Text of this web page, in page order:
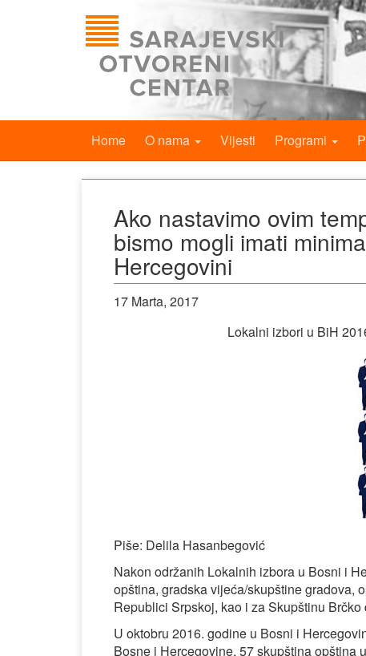
Home O nama Vijesti Programi
Ako nastavimo ovim
bismo mogli imati
Hercegovini
17 Marta, 2017
Lokalni izbori u BiH
Piše: Delila Hasanbegović
Nakon održanih Lokalnih izbora u Bosni i
opština, gradska vijeća/skupštine gradova,
Republici Srpskoj, kao i za Skupštinu
U oktobru 2016. godine u Bosni i
Bosne i Hercegovine, 57 skupština